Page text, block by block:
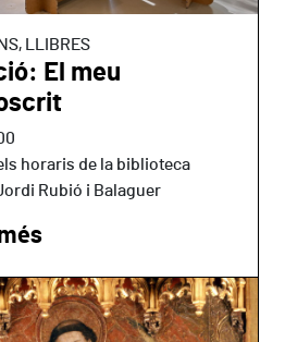
LLIBRES
El meu
horaris de la biblioteca
Rubió i Balaguer